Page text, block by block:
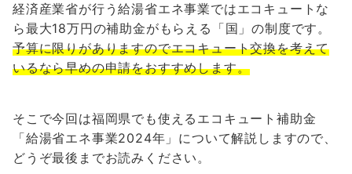
経済産業省が行う給湯省エネ事業ではエコキュートな
ら最大18万円の補助金がもらえる「国」の制度です。
予算に限りがありますのでエコキュート交換を考えて
いるなら早めの申請をおすすめします。
そこで今回は福岡県でも使えるエコキュート補助金
「給湯省エネ事業2024年」について解説しますので、
どうぞ最後までお読みください。